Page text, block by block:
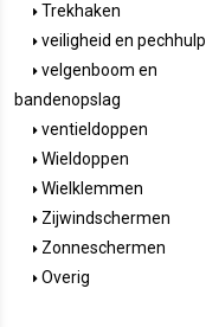
Trekhaken
veiligheid en pechhulp
velgenboom en
bandenopslag
ventieldoppen
Wieldoppen
Wielklemmen
Zijwindschermen
Zonneschermen
Overig